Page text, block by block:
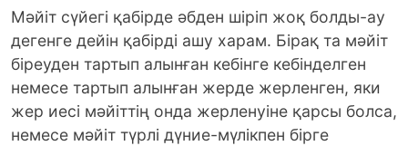
Мәйiт сүйегi қабiрде әбден шiрiп жоқ болды-ау
дегенге дейiн қабiрдi ашу харам. Бірақ та мәйiт
бiреуден тартып алынған кебінге кебінделген
немесе тартып алынған жерде жерленген, яки
жер иесi мәйіттің онда жерленуіне қарсы болса,
немеcе мәйiт түрлi дүние-мүлiкпен бiрге